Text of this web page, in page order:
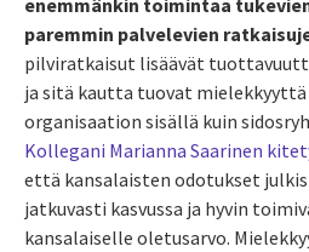
enemmänkin toimintaa
paremmin palvelevien
pilviratkaisut lisäävät
ja sitä kautta tuovat
organisaation sisällä kuin
Kollegani Marianna Saarinen
että kansalaisten odotukset
jatkuvasti kasvussa ja hyvin
kansalaiselle oletusarvo.